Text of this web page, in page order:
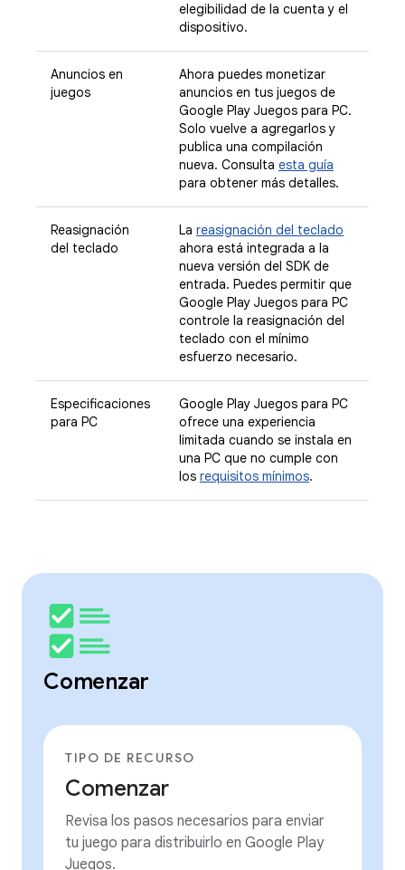
elegibilidad de la cuenta y el
dispositivo.
Anuncios en
juegos
Ahora puedes monetizar
anuncios en tus juegos de
Google Play Juegos para PC.
Solo vuelve a agregarlos y
publica una compilación
nueva. Consulta esta guía
para obtener más detalles.
Reasignación
del teclado
La reasignación del teclado
ahora está integrada a la
nueva versión del SDK de
entrada. Puedes permitir que
Google Play Juegos para PC
controle la reasignación del
teclado con el mínimo
esfuerzo necesario.
Especificaciones
para PC
Google Play Juegos para PC
ofrece una experiencia
limitada cuando se instala en
una PC que no cumple con
los requisitos mínimos.
Comenzar
TIPO DE RECURSO
Comenzar
Revisa los pasos necesarios para enviar
tu juego para distribuirlo en Google Play
Juegos.